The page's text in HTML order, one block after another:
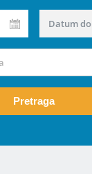
Datum do
Pretraga